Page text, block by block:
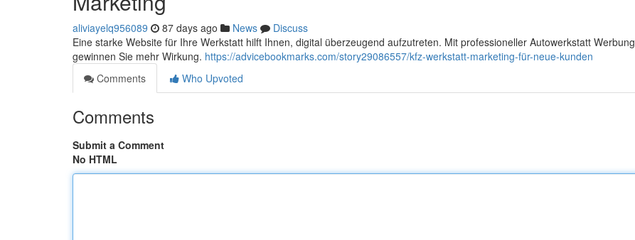
aliviayelq956089 87 days ago News
Discuss
Eine starke Website für Ihre Werkstatt hilft Ihnen, digital überzeugend aufzutreten. Mit professioneller Autowerkstatt Werbung
gewinnen Sie mehr Wirkung. https://advicebookmarks.com/story29086557/kfz-werkstatt-marketing-für-neue-kunden
Comments
Who Upvoted
Comments
Submit a Comment
No HTML